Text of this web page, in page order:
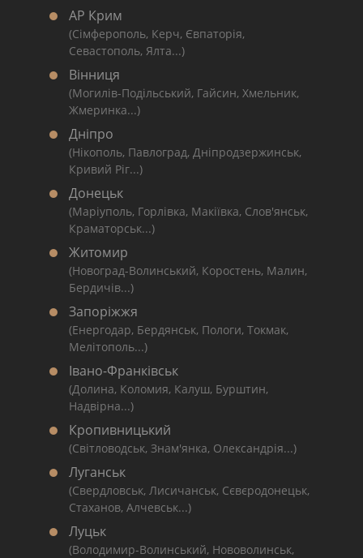
АР Крим
(Сімферополь, Керч, Євпаторія,
Севастополь, Ялта...)
Вінниця
(Могилів-Подільський, Гайсин, Хмельник,
Жмеринка...)
Дніпро
(Нікополь, Павлоград, Дніпродзержинськ,
Кривий Ріг...)
Донецьк
(Маріуполь, Горлівка, Макіївка, Слов'янськ,
Краматорськ...)
Житомир
(Новоград-Волинський, Коростень, Малин,
Бердичів...)
Запоріжжя
(Енергодар, Бердянськ, Пологи, Токмак,
Мелітополь...)
Івано-Франківськ
(Долина, Коломия, Калуш, Бурштин,
Надвірна...)
Кропивницький
(Світловодськ, Знам'янка, Олександрія...)
Луганськ
(Свердловськ, Лисичанськ, Сєвєродонецьк,
Стаханов, Алчевськ...)
Луцьк
(Володимир-Волинський, Нововолинськ,